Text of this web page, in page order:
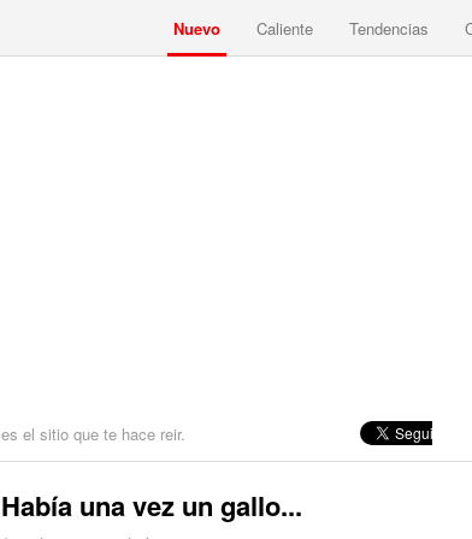
Nuevo Caliente Tendencias
es el sitio que te hace reir.
Había una vez un gallo...